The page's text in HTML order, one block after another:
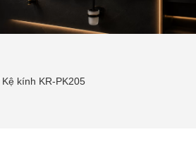
Kệ kính KR-PK205